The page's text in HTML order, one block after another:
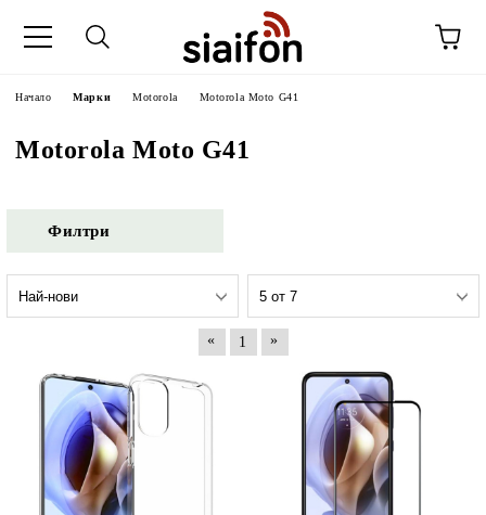
Начало Марки Motorola Motorola Moto G41
Motorola Moto G41
Филтри
« 1 »